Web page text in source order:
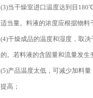
(3)当干燥室进口温度达到目
适当量。料液的浓度应根据物
(4)干燥成品的温度和湿度，取
的。若料液的含固量和流量发
(5)产品温度太低，可减少加料
提高；